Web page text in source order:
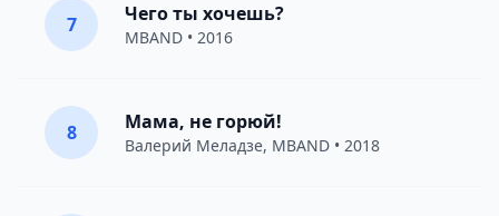
7 Чего ты хочешь?
MBAND • 2016
8 Мама, не горюй!
Валерий Меладзе, MBAND • 2018